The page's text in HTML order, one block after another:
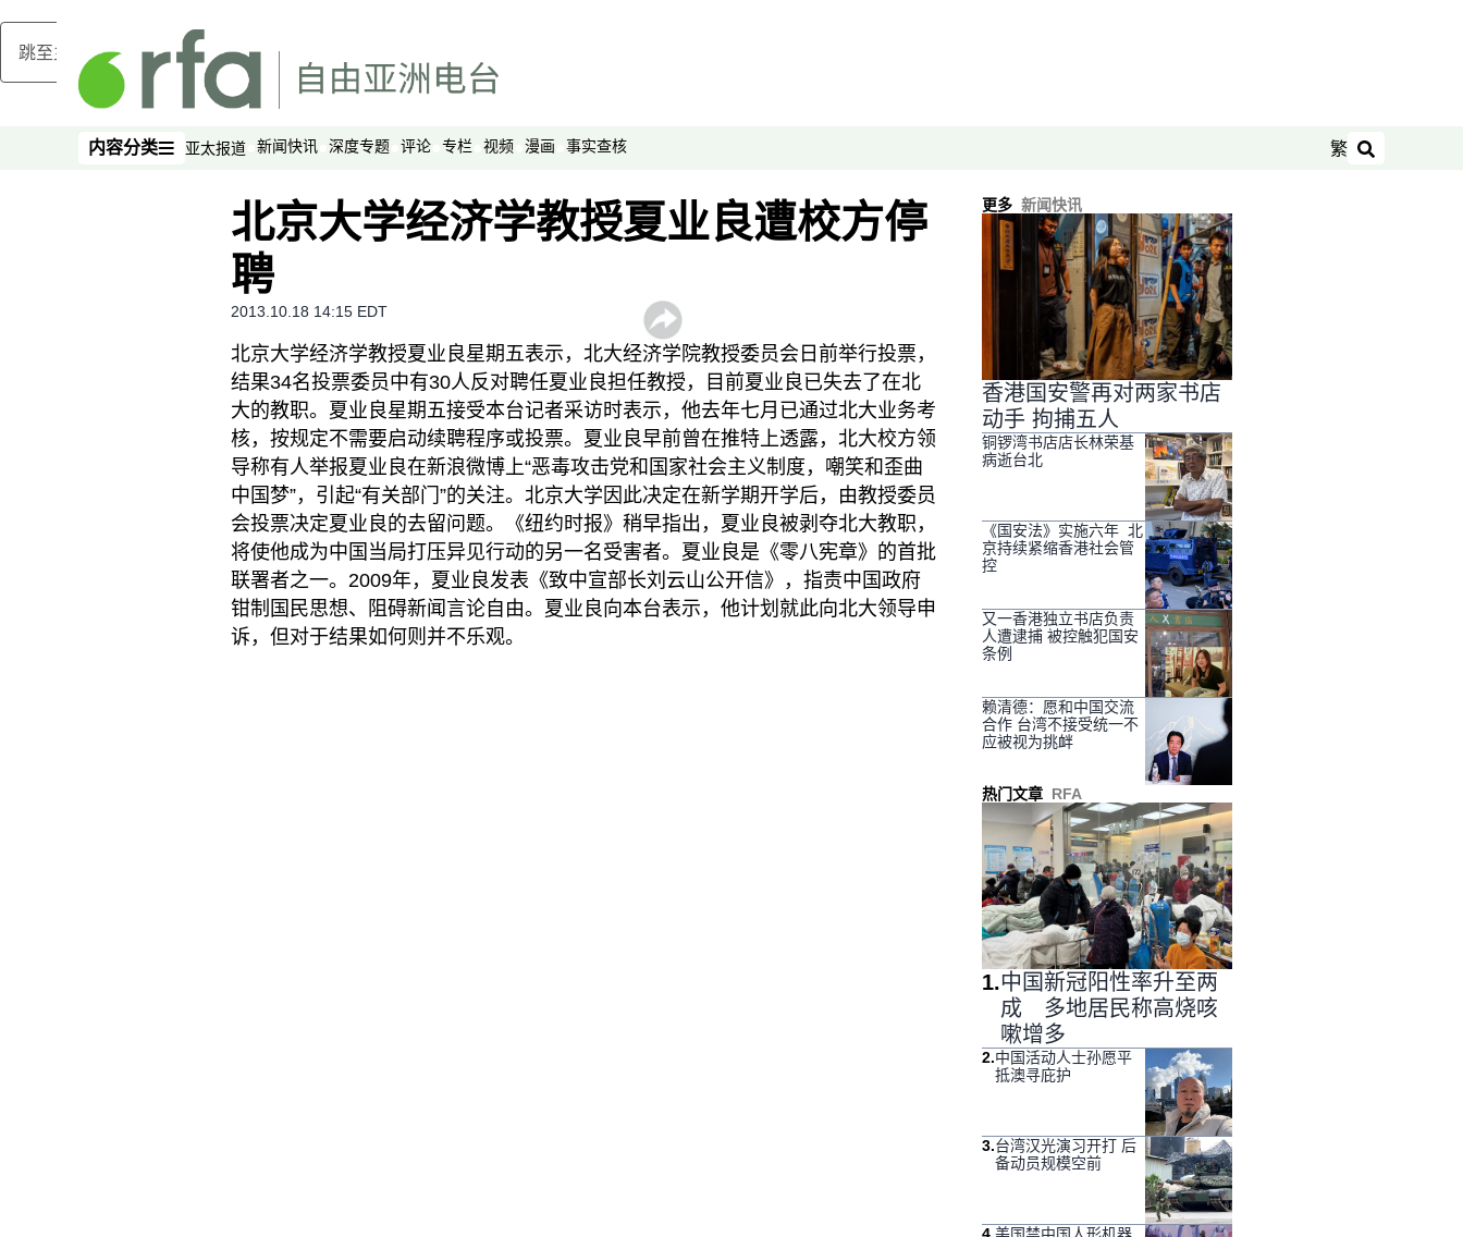
跳至主内容
内容分类
内容分类 亚太报道 新闻快讯 深度专题 评论 专栏 视频 漫画 事实查核 繁
搜索
夜话中南海
新移民
西藏纵览
解读新疆
财经时时听
评论
播客
显示 播客 个子部分
《亚太报道》音频
漫画
北京大学经济学教授夏业良遭校方停
聘
2013.10.18 14:15 EDT
北京大学经济学教授夏业良星期五表示，北大经济学院教授委员会日前举行投票，
结果34名投票委员中有30人反对聘任夏业良担任教授，目前夏业良已失去了在北
大的教职。夏业良星期五接受本台记者采访时表示，他去年七月已通过北大业务考
核，按规定不需要启动续聘程序或投票。夏业良早前曾在推特上透露，北大校方领
导称有人举报夏业良在新浪微博上“恶毒攻击党和国家社会主义制度，嘲笑和歪曲
中国梦”，引起“有关部门”的关注。北京大学因此决定在新学期开学后，由教授委员
会投票决定夏业良的去留问题。《纽约时报》稍早指出，夏业良被剥夺北大教职，
将使他成为中国当局打压异见行动的另一名受害者。夏业良是《零八宪章》的首批
联署者之一。2009年，夏业良发表《致中宣部长刘云山公开信》，指责中国政府
钳制国民思想、阻碍新闻言论自由。夏业良向本台表示，他计划就此向北大领导申
诉，但对于结果如何则并不乐观。
更多 新闻快讯
香港国安警再对两家书店
动手 拘捕五人
铜锣湾书店店长林荣基
病逝台北
《国安法》实施六年 北
京持续紧缩香港社会管
控
又一香港独立书店负责
人遭逮捕 被控触犯国安
条例
赖清德：愿和中国交流
合作 台湾不接受统一不
应被视为挑衅
热门文章 RFA
1.中国新冠阳性率升至两
成 多地居民称高烧咳
嗽增多
2.中国活动人士孙愿平
抵澳寻庇护
3.台湾汉光演习开打 后
备动员规模空前
4.美国禁中国人形机器